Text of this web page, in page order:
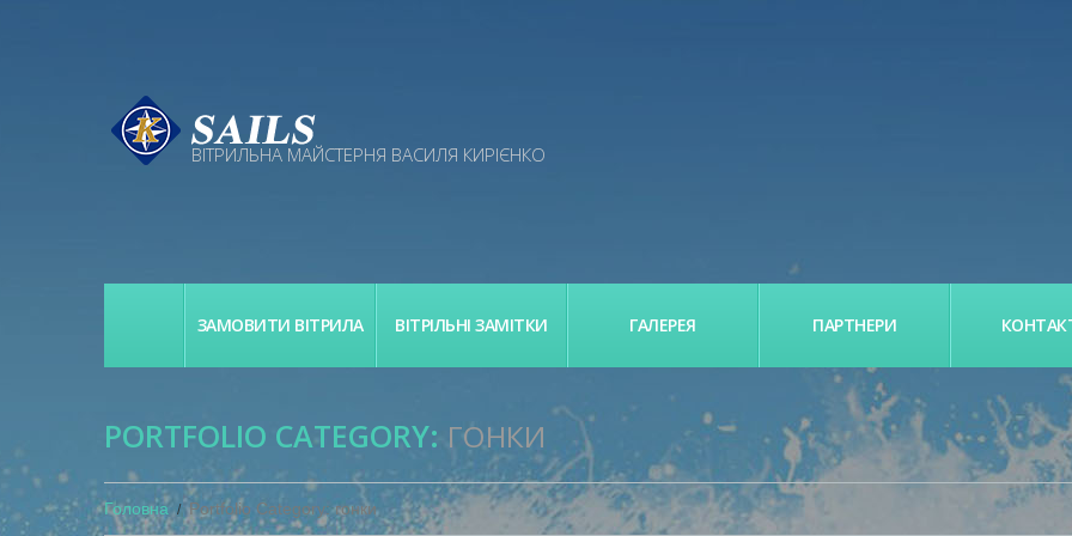
ВІТРИЛЬНА МАЙСТЕРНЯ ВАСИЛЯ КИРІЄНКО
ГОЛОВНА
ЗАМОВИТИ ВІТРИЛА ВІТРІЛЬНІ ЗАМІТКИ ГАЛЕРЕЯ ПАРТНЕРИ
PORTFOLIO CATEGORY: ГОНКИ
Головна Portfolio Category: гонки